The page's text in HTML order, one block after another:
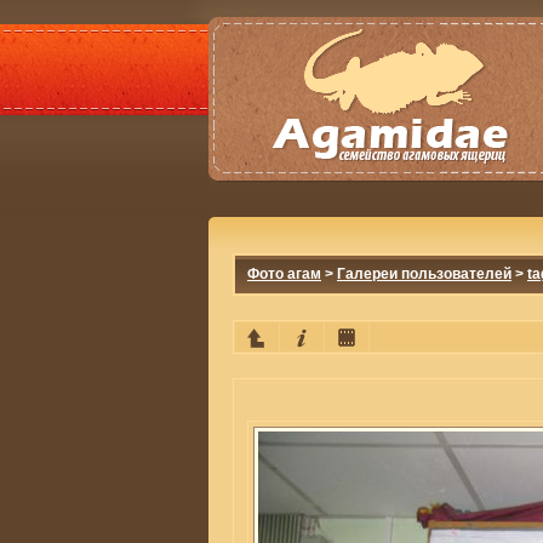
Фото агам > Галереи пользователей >